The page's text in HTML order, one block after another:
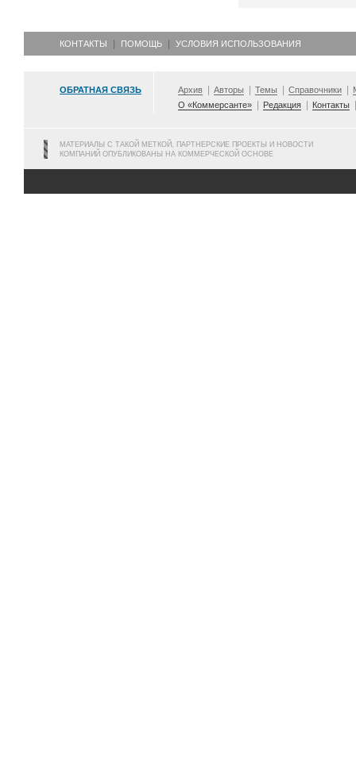
КОНТАКТЫ ПОМОЩЬ УСЛОВИЯ ИСПОЛЬЗОВАНИЯ
ОБРАТНАЯ СВЯЗЬ Архив Авторы Темы Справочники
О «Коммерсанте»
Редакция Контакты
МАТЕРИАЛЫ С ТАКОЙ МЕТКОЙ, ПАРТНЕРСКИЕ ПРОЕКТЫ И НОВОСТИ
КОМПАНИЙ ОПУБЛИКОВАНЫ НА КОММЕРЧЕСКОЙ ОСНОВЕ